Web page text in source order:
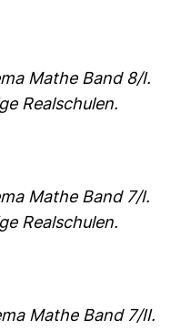
Mathe Band 8/I.
Realschulen.
Mathe Band 7/I.
Realschulen.
Mathe Band 7/II.